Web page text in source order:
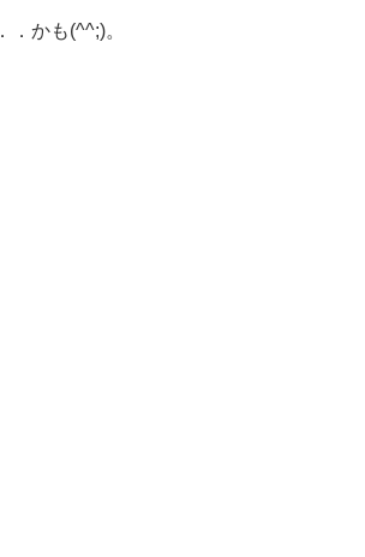
かも(^^;)。